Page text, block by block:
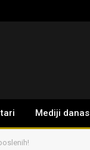
Mediji danas